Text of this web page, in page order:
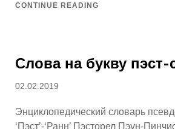
CONTINUE READING
Слова на букву пэст-
Posted
02.02.2019
Энциклопедический словарь
‘Пэст’-‘Ранн’ Пэсторел Пэун-